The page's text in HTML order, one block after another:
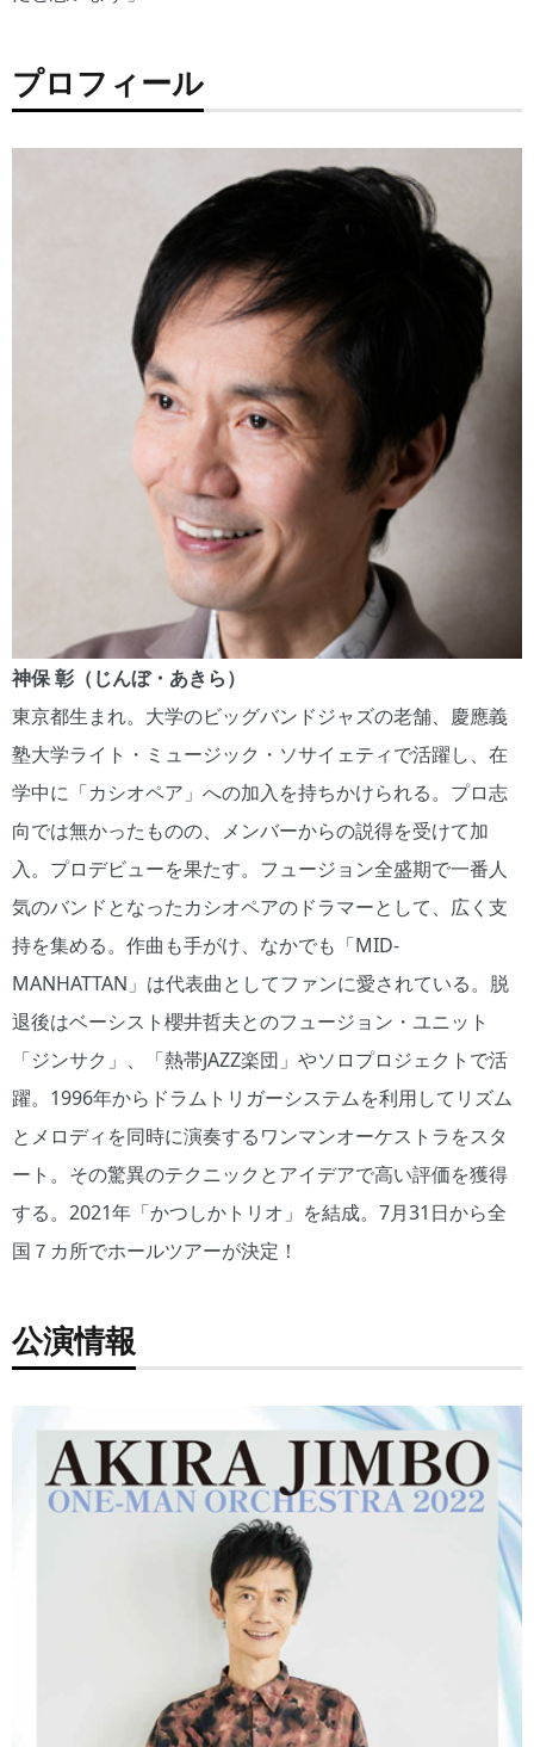
プロフィール
神保 彰（じんぼ・あきら）
東京都生まれ。大学のビッグバンドジャズの老舗、慶應義
塾大学ライト・ミュージック・ソサイェティで活躍し、在
学中に「カシオペア」への加入を持ちかけられる。プロ志
向では無かったものの、メンバーからの説得を受けて加
入。プロデビューを果たす。フュージョン全盛期で一番人
気のバンドとなったカシオペアのドラマーとして、広く支
持を集める。作曲も手がけ、なかでも「MID-
MANHATTAN」は代表曲としてファンに愛されている。脱
退後はベーシスト櫻井哲夫とのフュージョン・ユニット
「ジンサク」、「熱帯JAZZ楽団」やソロプロジェクトで活
躍。1996年からドラムトリガーシステムを利用してリズム
とメロディを同時に演奏するワンマンオーケストラをスタ
ート。その驚異のテクニックとアイデアで高い評価を獲得
する。2021年「かつしかトリオ」を結成。7月31日から全
国７カ所でホールツアーが決定！
公演情報